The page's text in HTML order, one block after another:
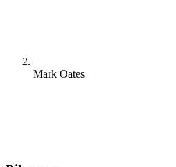
Mark Oates